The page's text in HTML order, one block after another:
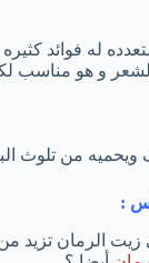
له فوائد
و هو مناسب
ويحميه من تلوث
زيت الرمان تزيد